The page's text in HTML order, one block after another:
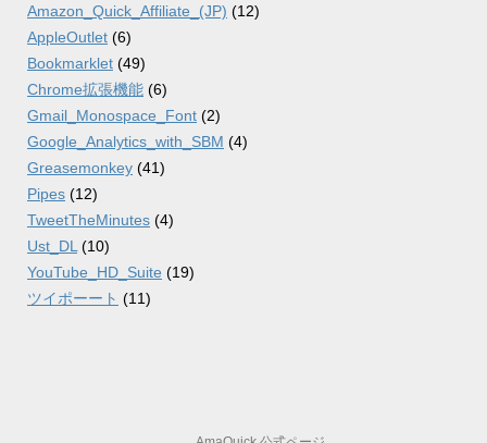
Amazon_Quick_Affiliate_(JP) (12)
AppleOutlet (6)
Bookmarklet (49)
Chrome拡張機能 (6)
Gmail_Monospace_Font (2)
Google_Analytics_with_SBM (4)
Greasemonkey (41)
Pipes (12)
TweetTheMinutes (4)
Ust_DL (10)
YouTube_HD_Suite (19)
ツイポーート (11)